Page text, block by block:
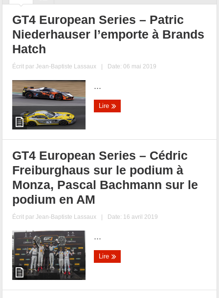
GT4 European Series – Patric
Niederhauser l’emporte à Brands
Hatch
Écrit parJean-Baptiste Lassaux | Date: 06 mai 2019
...
Lire
GT4 European Series – Cédric
Freiburghaus sur le podium à
Monza, Pascal Bachmann sur le
podium en AM
Écrit parJean-Baptiste Lassaux | Date: 16 avril 2019
...
Lire